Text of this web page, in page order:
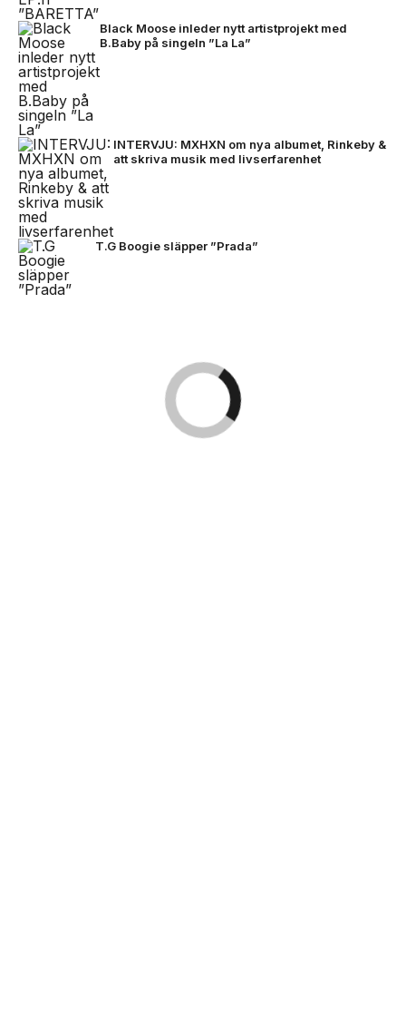
Black Moose inleder nytt artistprojekt med
B.Baby på singeln ”La La”
INTERVJU: MXHXN om nya albumet, Rinkeby &
att skriva musik med livserfarenhet
T.G Boogie släpper ”Prada”